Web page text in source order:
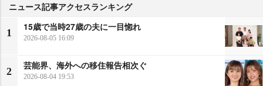
ニュース記事アクセスランキング
1
15歳で当時27歳の夫に一目惚れ
2026-08-05 16:09
2
芸能界、海外への移住報告相次ぐ
2026-08-04 19:53